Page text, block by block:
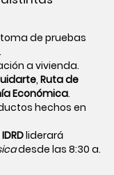
de pruebas
a vivienda.
, Ruta de
Económica.
hechos en
IDRDliderará
desde las 8:30 a.